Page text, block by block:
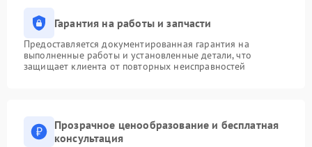
Гарантия на работы и запчасти
Предоставляется документированная гарантия на
выполненные работы и установленные детали, что
защищает клиента от повторных неисправностей
Прозрачное ценообразование и бесплатная
консультация